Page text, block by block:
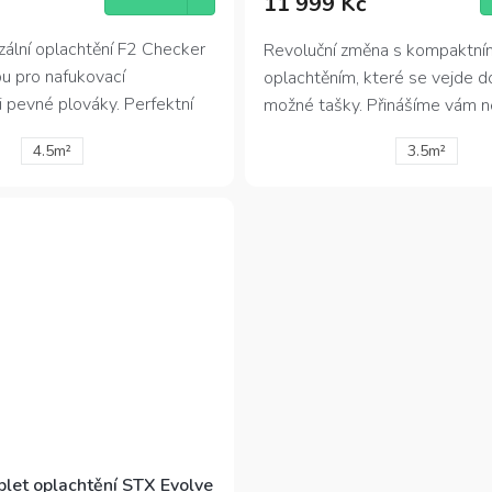
oplachtění F2 Checker
pro nafukovací
pevné plováky. Perfektní
toto oplachtění je nyní
kompletní balení, které
4.5m²
je
z
hvězdiček.
Revoluční změna s
oplachtěním, které se vejde
možné tašky. Přinášíme vám
způsob, jak si vyzkoušet své
windsurfingu. Vezměte si dva
3.5m²
oplachtění STX Evolve